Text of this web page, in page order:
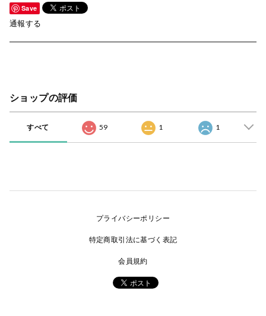
Save
通報する
ショップの評価
すべて 59 1 1
プライバシーポリシー
特定商取引法に基づく表記
会員規約